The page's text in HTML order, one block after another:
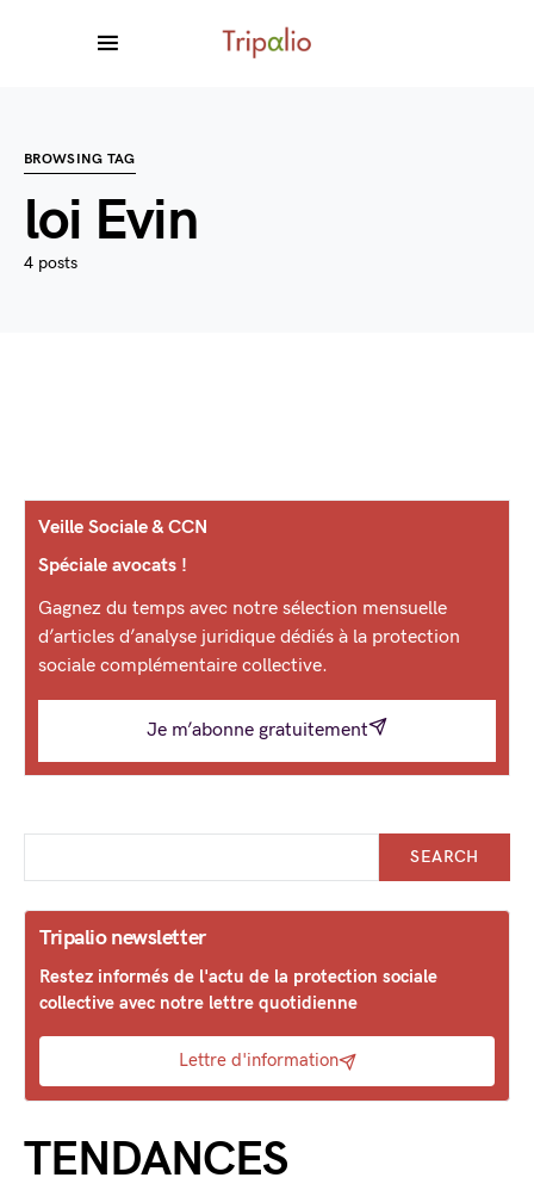
BROWSING TAG
loi Evin
4 posts
Veille Sociale & CCN
Spéciale avocats !
Gagnez du temps avec notre sélection mensuelle
d’articles d’analyse juridique dédiés à la protection
sociale complémentaire collective.
Je m’abonne gratuitement
SEARCH
Tripalio newsletter
Restez informés de l'actu de la protection sociale
collective avec notre lettre quotidienne
Lettre d'information
TENDANCES